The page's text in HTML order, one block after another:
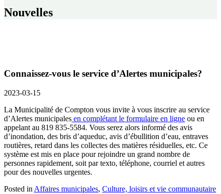
Nouvelles
Connaissez-vous le service d’Alertes municipales?
2023-03-15
La Municipalité de Compton vous invite à vous inscrire au service
d’Alertes municipales en complétant le formulaire en ligne ou en
appelant au 819 835-5584. Vous serez alors informé des avis
d’inondation, des bris d’aqueduc, avis d’ébullition d’eau, entraves
routières, retard dans les collectes des matières résiduelles, etc. Ce
système est mis en place pour rejoindre un grand nombre de
personnes rapidement, soit par texto, téléphone, courriel et autres
pour des nouvelles urgentes.
Posted in Affaires municipales, Culture, loisirs et vie communautaire